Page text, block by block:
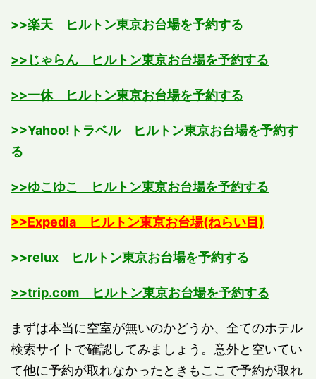
>>楽天 ヒルトン東京お台場を予約する
>>じゃらん ヒルトン東京お台場を予約する
>>一休 ヒルトン東京お台場を予約する
>>Yahoo!トラベル ヒルトン東京お台場を予約す
る
>>ゆこゆこ ヒルトン東京お台場を予約する
>>Expedia ヒルトン東京お台場(ねらい目)
>>relux ヒルトン東京お台場を予約する
>>trip.com ヒルトン東京お台場を予約する
まずは本当に空室が無いのかどうか、全てのホテル
検索サイトで確認してみましょう。意外と空いてい
て他に予約が取れなかったときもここで予約が取れ